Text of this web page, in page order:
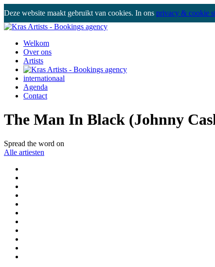
Deze website maakt gebruikt van cookies. In ons privacy & cookie
Welkom
Over ons
Artists
internationaal
Agenda
Contact
The Man In Black (Johnny
Spread the word on
Alle artiesten